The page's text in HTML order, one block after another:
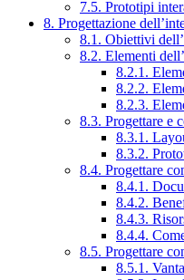
7.5. Prototipi
8. Progettazione
8.1. Obiettivi
8.2. Elementi
8.2.1.
8.2.2.
8.2.3.
8.3. Progettare e
8.3.1.
8.3.2.
8.4. Progettare
8.4.1.
8.4.2.
8.4.3.
8.4.4.
8.5. Progettare
8.5.1.